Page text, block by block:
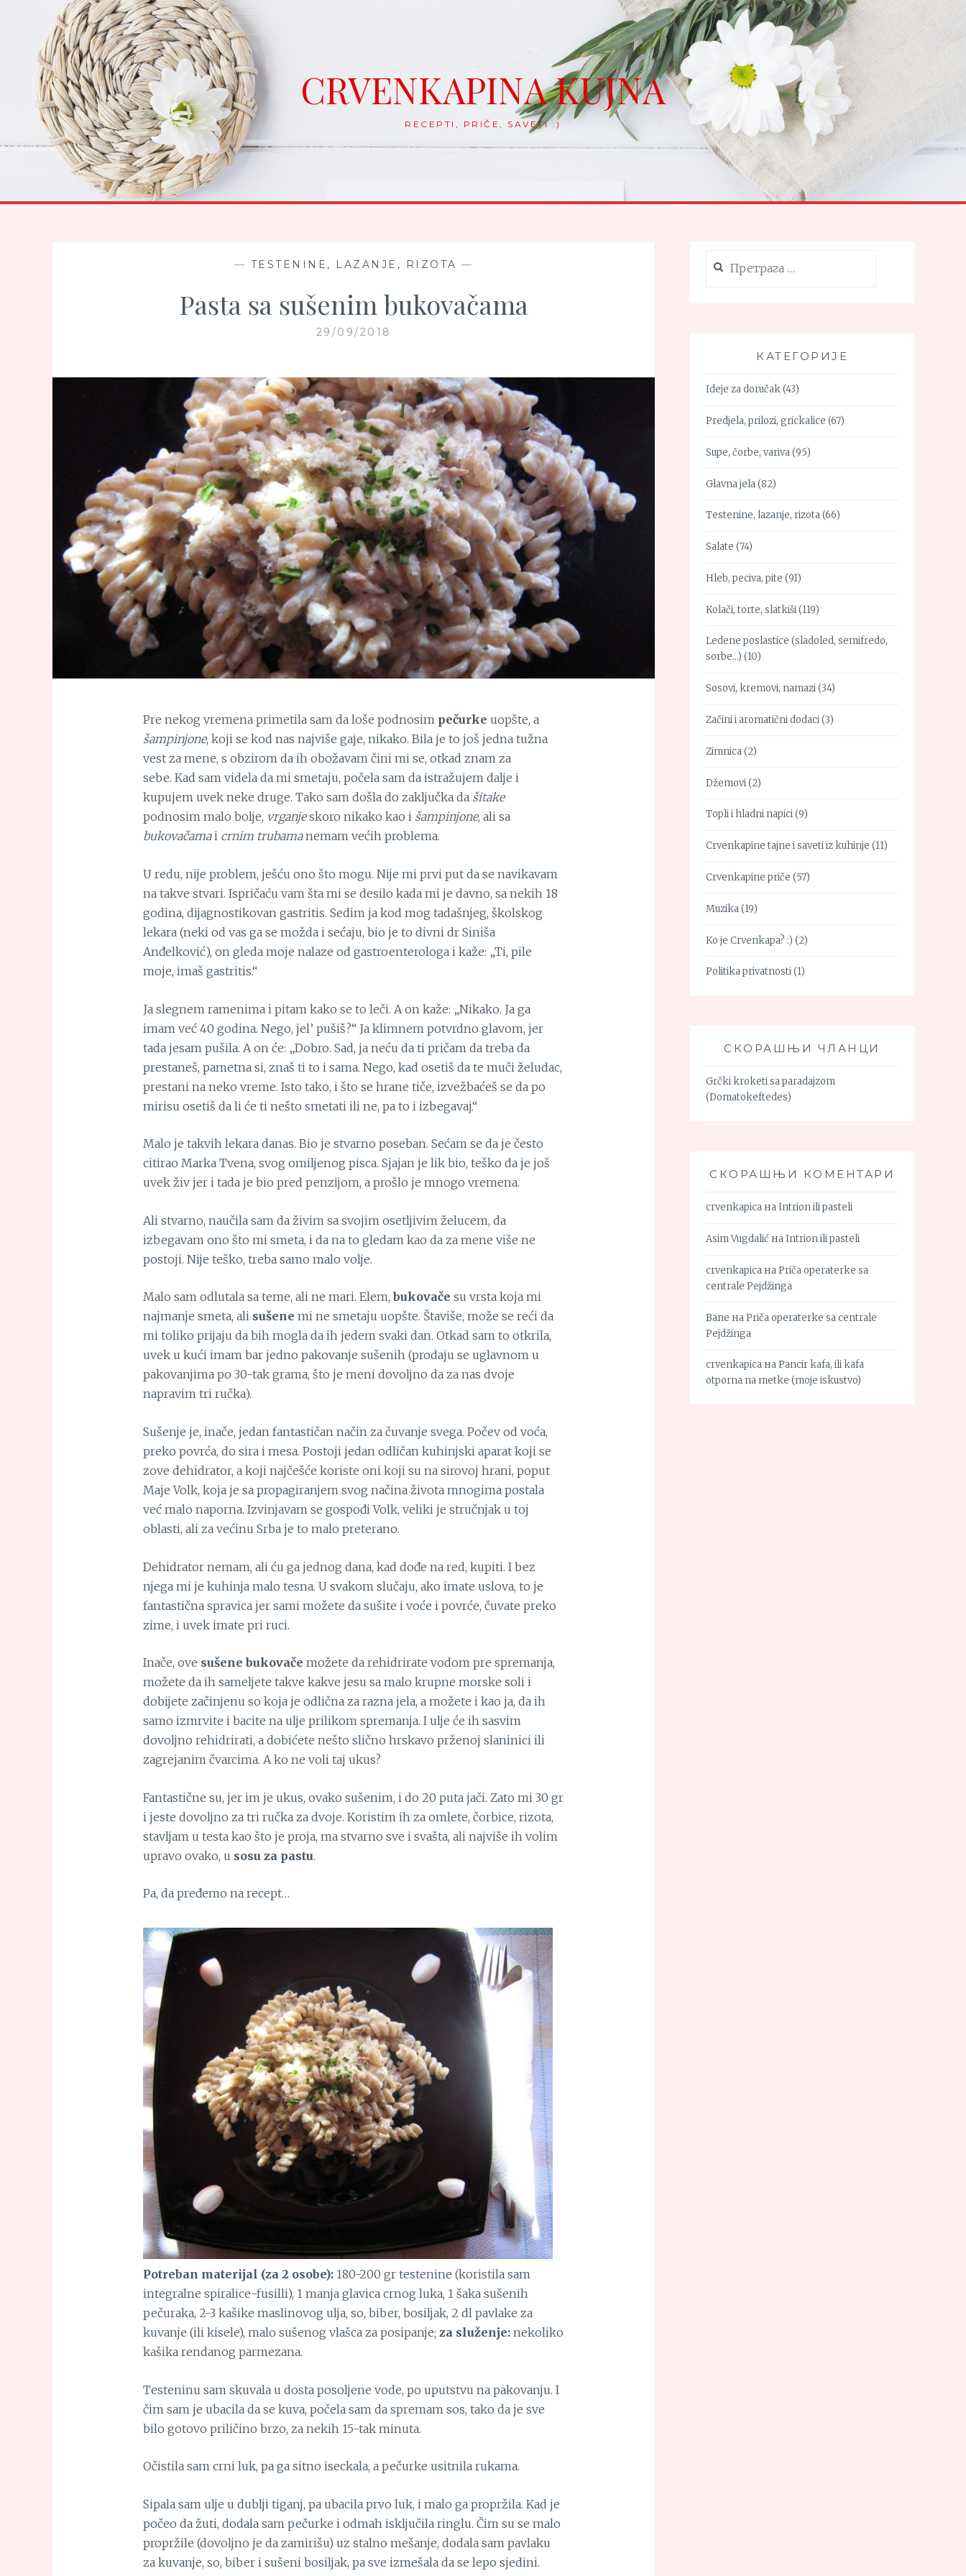
content
CRVENKAPINA KUJNA
RECEPTI, PRIČE, SAVETI :)
— TESTENINE, LAZANJE, RIZOTA —
Pasta sa sušenim bukovačama
29/09/2018
Pre nekog vremena primetila sam da loše podnosim pečurke uopšte, a
šampinjone, koji se kod nas najviše gaje, nikako. Bila je to još jedna tužna
vest za mene, s obzirom da ih obožavam čini mi se, otkad znam za
sebe. Kad sam videla da mi smetaju, počela sam da istražujem dalje i
kupujem uvek neke druge. Tako sam došla do zaključka da šitake
podnosim malo bolje, vrganjeskoro nikako kao i šampinjone, ali sa
bukovačamai crnim trubamanemam većih problema.
U redu, nije problem, ješću ono što mogu. Nije mi prvi put da se navikavam
na takve stvari. Ispričaću vam šta mi se desilo kada mi je davno, sa nekih 18
godina, dijagnostikovan gastritis. Sedim ja kod mog tadašnjeg, školskog
lekara (neki od vas ga se možda i sećaju, bio je to divni dr Siniša
Anđelković), on gleda moje nalaze od gastroenterologa i kaže: „Ti, pile
moje, imaš gastritis.“
Ja slegnem ramenima i pitam kako se to leči. A on kaže: „Nikako. Ja ga
imam već 40 godina. Nego, jel’ pušiš?“ Ja klimnem potvrdno glavom, jer
tada jesam pušila. A on će: „Dobro. Sad, ja neću da ti pričam da treba da
prestaneš, pametna si, znaš ti to i sama. Nego, kad osetiš da te muči želudac,
prestani na neko vreme. Isto tako, i što se hrane tiče, izvežbaćeš se da po
mirisu osetiš da li će ti nešto smetati ili ne, pa to i izbegavaj.“
Malo je takvih lekara danas. Bio je stvarno poseban. Sećam se da je često
citirao Marka Tvena, svog omiljenog pisca. Sjajan je lik bio, teško da je još
uvek živ jer i tada je bio pred penzijom, a prošlo je mnogo vremena.
Ali stvarno, naučila sam da živim sa svojim osetljivim želucem, da
izbegavam ono što mi smeta, i da na to gledam kao da za mene više ne
postoji. Nije teško, treba samo malo volje.
Malo sam odlutala sa teme, ali ne mari. Elem, bukovače su vrsta koja mi
najmanje smeta, ali sušene mi ne smetaju uopšte. Štaviše, može se reći da
mi toliko prijaju da bih mogla da ih jedem svaki dan. Otkad sam to otkrila,
uvek u kući imam bar jedno pakovanje sušenih (prodaju se uglavnom u
pakovanjima po 30-tak grama, što je meni dovoljno da za nas dvoje
napravim tri ručka).
Sušenje je, inače, jedan fantastičan način za čuvanje svega. Počev od voća,
preko povrća, do sira i mesa. Postoji jedan odličan kuhinjski aparat koji se
zove dehidrator, a koji najčešće koriste oni koji su na sirovoj hrani, poput
Maje Volk, koja je sa propagiranjem svog načina života mnogima postala
već malo naporna. Izvinjavam se gospođi Volk, veliki je stručnjak u toj
oblasti, ali za većinu Srba je to malo preterano.
Dehidrator nemam, ali ću ga jednog dana, kad dođe na red, kupiti. I bez
njega mi je kuhinja malo tesna. U svakom slučaju, ako imate uslova, to je
fantastična spravica jer sami možete da sušite i voće i povrće, čuvate preko
zime, i uvek imate pri ruci.
Inače, ove sušene bukovače možete da rehidrirate vodom pre spremanja,
možete da ih sameljete takve kakve jesu sa malo krupne morske soli i
dobijete začinjenu so koja je odlična za razna jela, a možete i kao ja, da ih
samo izmrvite i bacite na ulje prilikom spremanja. I ulje će ih sasvim
dovoljno rehidrirati, a dobićete nešto slično hrskavo prženoj slaninici ili
zagrejanim čvarcima. A ko ne voli taj ukus?
Fantastične su, jer im je ukus, ovako sušenim, i do 20 puta jači. Zato mi 30 gr
i jeste dovoljno za tri ručka za dvoje. Koristim ih za omlete, čorbice, rizota,
stavljam u testa kao što je proja, ma stvarno sve i svašta, ali najviše ih volim
upravo ovako, u sosu za pastu.
Pa, da pređemo na recept…
Potreban materijal (za 2 osobe): 180-200 gr testenine (koristila sam
integralne spiralice-fusilli), 1 manja glavica crnog luka, 1 šaka sušenih
pečuraka, 2-3 kašike maslinovog ulja, so, biber, bosiljak, 2 dl pavlake za
kuvanje (ili kisele), malo sušenog vlašca za posipanje; za služenje:nekoliko
kašika rendanog parmezana.
Testeninu sam skuvala u dosta posoljene vode, po uputstvu na pakovanju. I
čim sam je ubacila da se kuva, počela sam da spremam sos, tako da je sve
bilo gotovo priličino brzo, za nekih 15-tak minuta.
Očistila sam crni luk, pa ga sitno iseckala, a pečurke usitnila rukama.
Sipala sam ulje u dublji tiganj, pa ubacila prvo luk, i malo ga propržila. Kad je
počeo da žuti, dodala sam pečurke i odmah isključila ringlu. Čim su se malo
propržile (dovoljno je da zamirišu) uz stalno mešanje, dodala sam pavlaku
za kuvanje, so, biber i sušeni bosiljak, pa sve izmešala da se lepo sjedini.
за:
КАТЕГОРИЈЕ
Ideje za doručak(43)
Predjela, prilozi, grickalice (67)
Supe, čorbe, variva(95)
Glavna jela(82)
Testenine, lazanje, rizota(66)
Salate (74)
Hleb, peciva, pite (91)
Kolači, torte, slatkiši(119)
Ledene poslastice (sladoled, semifredo,
sorbe…) (10)
Sosovi, kremovi, namazi(34)
Začini i aromatični dodaci(3)
Zimnica(2)
Džemovi(2)
Topli i hladni napici(9)
Crvenkapine tajne i saveti iz kuhinje (11)
Crvenkapine priče (57)
Muzika(19)
Ko je Crvenkapa? :) (2)
Politika privatnosti(1)
СКОРАШЊИ ЧЛАНЦИ
Grčki kroketi sa paradajzom
(Domatokeftedes)
СКОРАШЊИ КОМЕНТАРИ
crvenkapica наIntrion ili pasteli
Asim Vugdalić наIntrion ili pasteli
crvenkapica наPriča operaterke sa
centrale Pejdžinga
Bane наPriča operaterke sa centrale
Pejdžinga
crvenkapica наPancir kafa, ili kafa
otporna na metke (moje iskustvo)